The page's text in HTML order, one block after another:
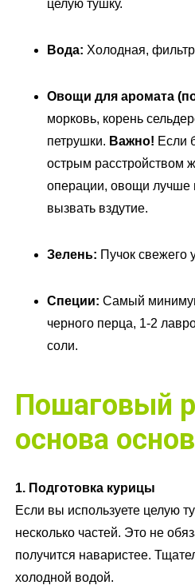
целую тушку.
Вода: Холодная,
Овощи для аромата
морковь, корень
петрушки. Важно! Если
острым расстройством
операции, овощи лучше
вызвать вздутие.
Зелень: Пучок свежего
Специи: Самый
черного перца, 1-2
соли.
Пошаговый
основа основ
1. Подготовка курицы
Если вы используете целую
несколько частей. Это не
получится наваристее.
холодной водой.